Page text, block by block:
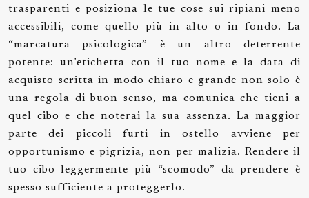
trasparenti e posiziona le tue cose sui ripiani meno
accessibili, come quello più in alto o in fondo. La
“marcatura psicologica” è un altro deterrente
potente: un’etichetta con il tuo nome e la data di
acquisto scritta in modo chiaro e grande non solo è
una regola di buon senso, ma comunica che tieni a
quel cibo e che noterai la sua assenza. La maggior
parte dei piccoli furti in ostello avviene per
opportunismo e pigrizia, non per malizia. Rendere il
tuo cibo leggermente più “scomodo” da prendere è
spesso sufficiente a proteggerlo.